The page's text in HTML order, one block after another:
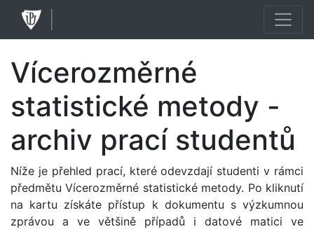
Vícerozměrné
statistické metody -
archiv prací studentů
Níže je přehled prací, které odevzdají studenti v rámci
předmětu Vícerozměrné statistické metody. Po kliknutí
na kartu získáte přístup k dokumentu s výzkumnou
zprávou a ve většině případů i datové matici ve